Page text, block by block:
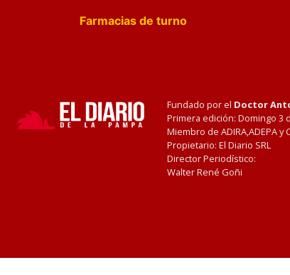
Farmacias de turno
Fundado por el Doctor
Primera edición: Domingo 3
Miembro de ADIRA,ADEPA y
Propietario: El Diario SRL
Director Periodístico:
Walter René Goñi